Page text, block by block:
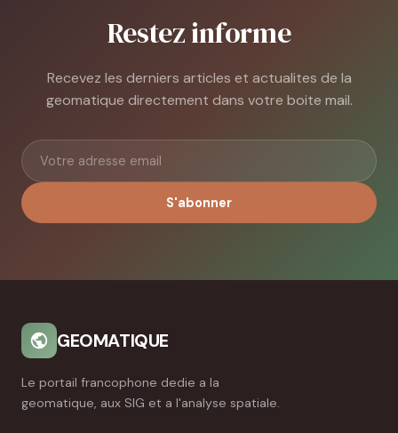
Restez informe
Recevez les derniers articles et actualites de la
geomatique directement dans votre boite mail.
S'abonner
GEOMATIQUE
Le portail francophone dedie a la
geomatique, aux SIG et a l'analyse spatiale.